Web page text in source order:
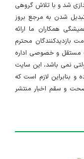
در تاریخ ۱۳۹۱/۱/۱۰ راه اندازی شد و با تلاش گروهی
شدن به مرجع بروز
همکاران ما ارائه
بازدیدکنندگان محترم
مستقل و خصوصی اداره
نمی باشد، این سایت
بنابراین لازم است که
و سقم اخبار منتشر